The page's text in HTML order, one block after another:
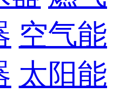
空气能
太阳能